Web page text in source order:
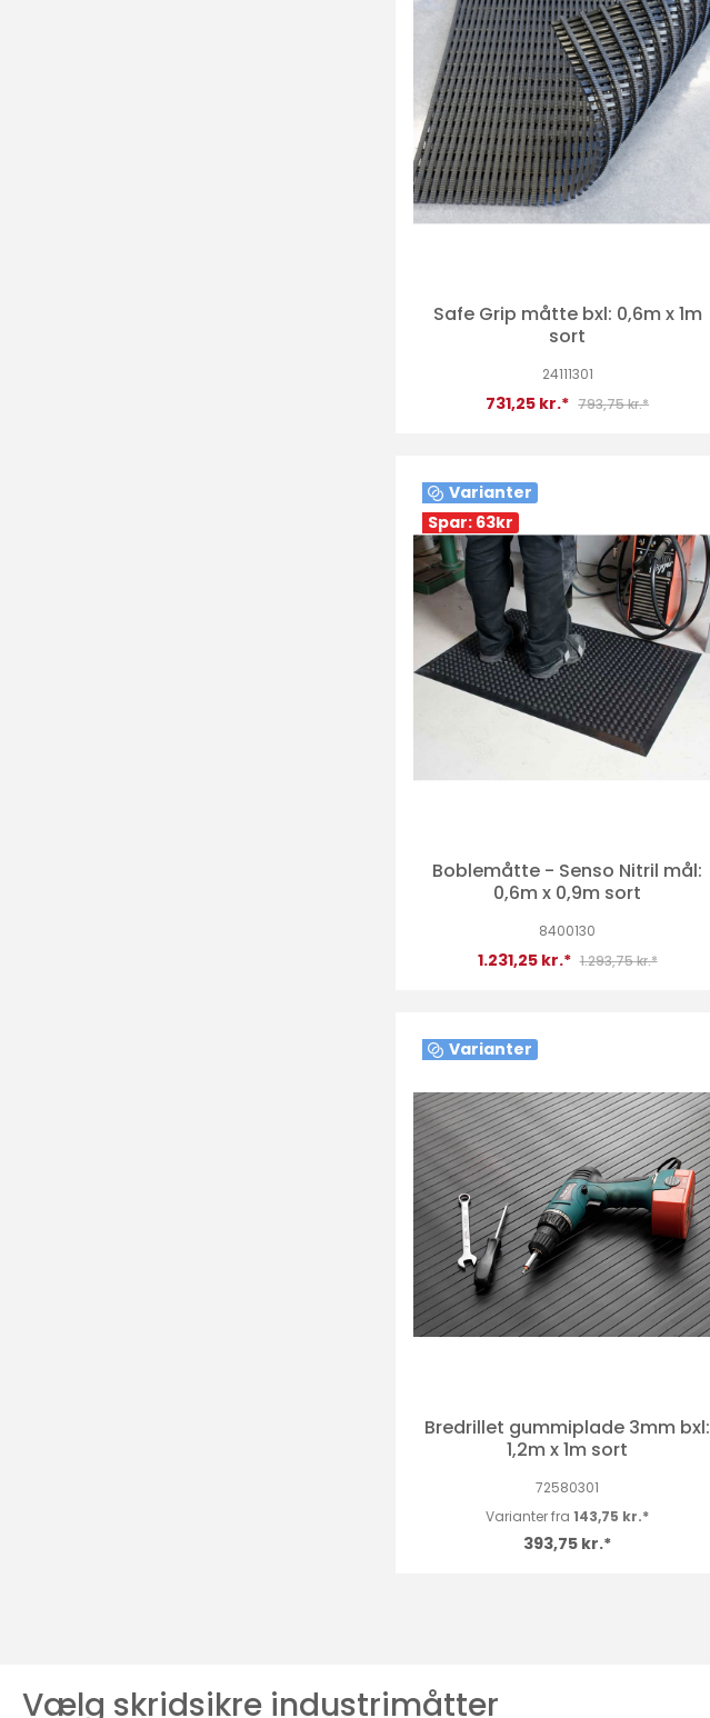
Safe Grip måtte bxl: 0,6m x 1m
sort
24111301
731,25 kr.* 793,75 kr.*
Varianter
Spar: 63kr
Boblemåtte - Senso Nitril mål:
0,6m x 0,9m sort
8400130
1.231,25 kr.* 1.293,75 kr.*
Varianter
Bredrillet gummiplade 3mm bxl:
1,2m x 1m sort
72580301
Varianter fra 143,75 kr.*
393,75 kr.*
Vælg skridsikre industrimåtter